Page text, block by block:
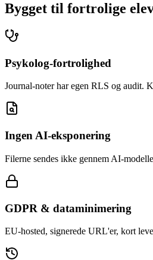
Bygget til fortrolige
Psykolog-fortrolighed
Journal-noter har egen RLS og audit.
Ingen AI-eksponering
Filerne sendes ikke gennem AI-
GDPR & dataminimering
EU-hosted, signerede URL'er, kort